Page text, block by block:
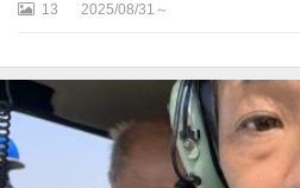
13 2025/08/31～